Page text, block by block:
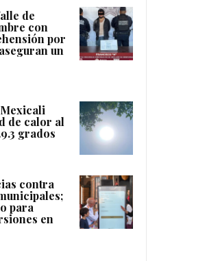
de
con
por
un
de calor al
grados
contra
para
en